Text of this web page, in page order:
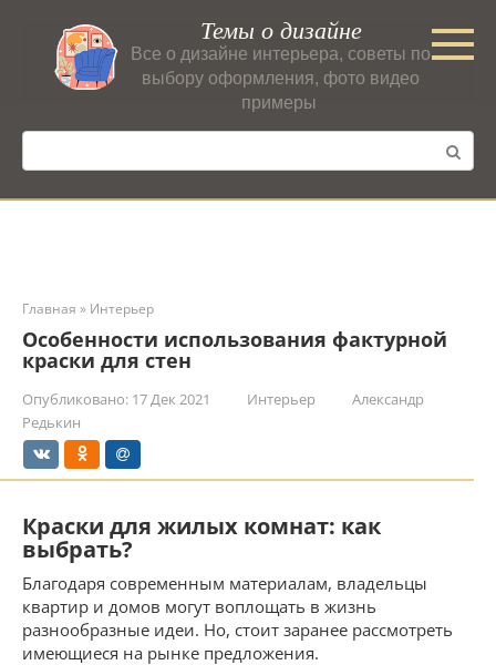
контенту
Темы о дизайне
Все о дизайне интерьера, советы по
выбору оформления, фото видео
примеры
Поиск:
Главная » Интерьер
Особенности использования фактурной
краски для стен
Опубликовано: 17 Дек 2021 Интерьер
Александр
Редькин
Краски для жилых комнат: как
выбрать?
Благодаря современным материалам, владельцы
квартир и домов могут воплощать в жизнь
разнообразные идеи. Но, стоит заранее рассмотреть
имеющиеся на рынке предложения.